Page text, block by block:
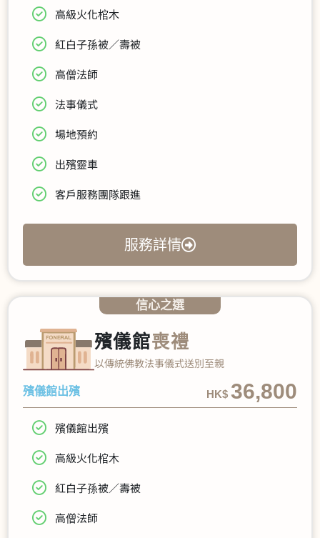
高級火化棺木
紅白子孫被／壽被
高僧法師
法事儀式​
場地預約​
出殯靈車
客戶服務團隊跟進
服務詳情
殯儀館喪禮
以傳統佛教法事儀式送別至親
殯儀館出殯 HK$ 36,800
殯儀館出殯
高級火化棺木
紅白子孫被／壽被
高僧法師
信心之選